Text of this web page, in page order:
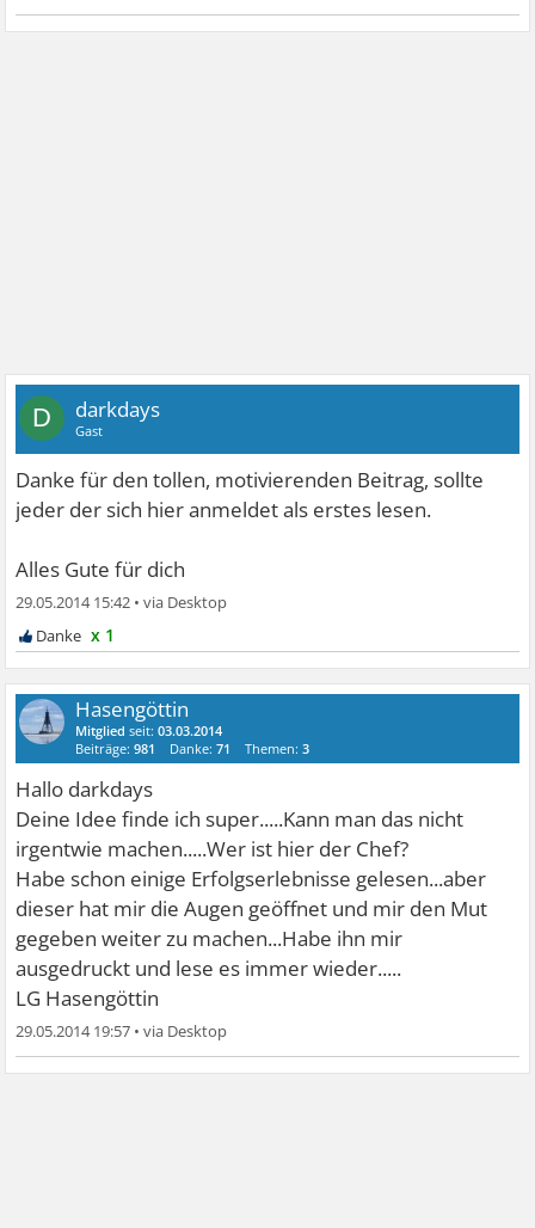
D darkdays
Gast
Danke für den tollen, motivierenden Beitrag, sollte
jeder der sich hier anmeldet als erstes lesen.
Alles Gute für dich
29.05.2014 15:42 •
x 1
Hasengöttin
Mitglied seit:03.03.2014
Beiträge:981 Danke:71 Themen:3
Hallo darkdays
Deine Idee finde ich super.....Kann man das nicht
irgentwie machen.....Wer ist hier der Chef?
Habe schon einige Erfolgserlebnisse gelesen...aber
dieser hat mir die Augen geöffnet und mir den Mut
gegeben weiter zu machen...Habe ihn mir
ausgedruckt und lese es immer wieder.....
LG Hasengöttin
29.05.2014 19:57 •